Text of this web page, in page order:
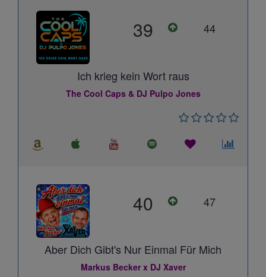
39 44
Ich krieg kein Wort raus
The Cool Caps & DJ Pulpo Jones
40 47
Aber Dich Gibt's Nur Einmal Für Mich
Markus Becker x DJ Xaver